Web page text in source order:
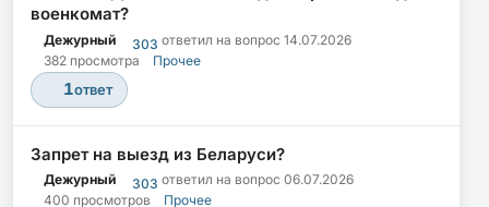
военкомат?
Дежурный 303 ответил на вопрос 14.07.2026
382 просмотра
Прочее
1ответ
Запрет на выезд из Беларуси?
Дежурный 303 ответил на вопрос 06.07.2026
400 просмотров
Прочее